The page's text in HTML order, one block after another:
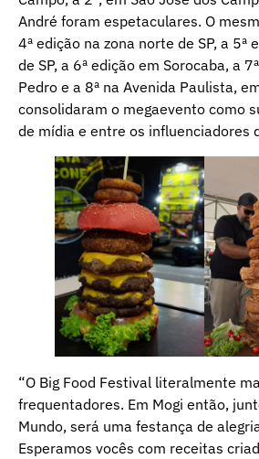
André foram espetaculares. O
4ª edição na zona norte de SP, a 5ª
de SP, a 6ª edição em Sorocaba, a
Pedro e a 8ª na Avenida Paulista,
consolidaram o megaevento como
de mídia e entre os influenciadores
“O Big Food Festival literalmente
frequentadores. Em Mogi então,
Mundo, será uma festança de
Esperamos vocês com receitas